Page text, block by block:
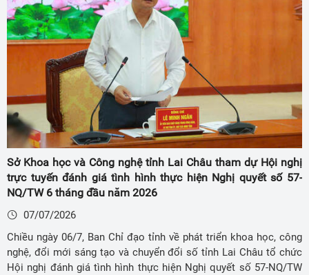
Sở Khoa học và Công nghệ tỉnh Lai Châu tham dự Hội nghị
trực tuyến đánh giá tình hình thực hiện Nghị quyết số 57-
NQ/TW 6 tháng đầu năm 2026
07/07/2026
Chiều ngày 06/7, Ban Chỉ đạo tỉnh về phát triển khoa học, công
nghệ, đổi mới sáng tạo và chuyển đổi số tỉnh Lai Châu tổ chức
Hội nghị đánh giá tình hình thực hiện Nghị quyết số 57-NQ/TW